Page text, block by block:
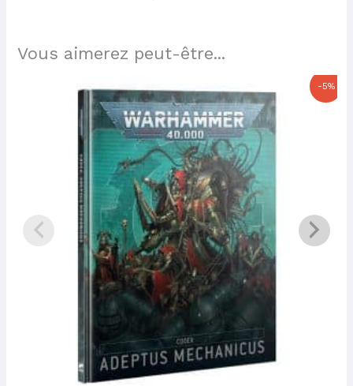
Vous aimerez peut-être...
-5%
prix
initial
50,00 €.
prix
actuel
est :
47,50 €.